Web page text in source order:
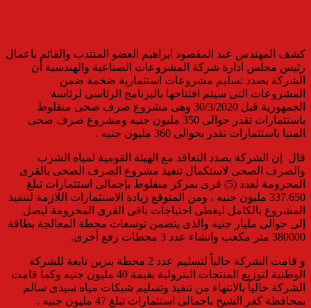
كشف المهندس عبد المقصود ابراهيم العضو المنتدب والقائم باعمال
رئيس مجلس ادارة شركة المشروعات الصناعية والهندسية أن
الشركة بصدد تسليم مشروعات استثمارية ضخمة ضمن
المشروعات التى سيتم افتتاحها بالبرنامج الرئاسى لرئاسة
الجمهورية قبل 30/3/2020 وهى مشروع صرف صحى منفلوط
باستثمارات تقدر حوالى 350 مليون جنيه ومشروع صرف صحى
المنيا باستثمارات تقدر بحوالى 360 مليون جنيه .
قال إن الشركة بصدد التعاقد مع الهيئة القومية لمياه الشرب
والصرف الصحى لاستكمال تنفيذ مشروع الصرف الصحى بالقرى
المحرومة لعدد (5) قرى بمركز منفلوط بإجمالى استثمارات تبلغ
337.650 مليون جنيه ، ومن المتوقع زيادة الاستثمارات اللازمة لتنفيذ
المشروع بالكامل ليغطى احتياجات باقى القرى المحرومة ليصل
إلى حوالى مليار جنيه والذى يتضمن توسعات محطة المعالجة بطاقة
380000 متر مكعب وانشاء عدد 3 محطات رفع أخرى.
و قامت الشركة حالياً لتسليم عدد 2 محطة بنزين تابعة للشركة
الوطنية لتوزيع المنتجات البترولية بقيمة 40 مليون جنيه وكما قامت
الشركة حالياً بالانتهاء من تنفيذ وتسليم شبكات مياه سيدى سالم
بمحافظة كفر الشيخ باجمالى استثمارات تبلغ 47 مليون جنيه .